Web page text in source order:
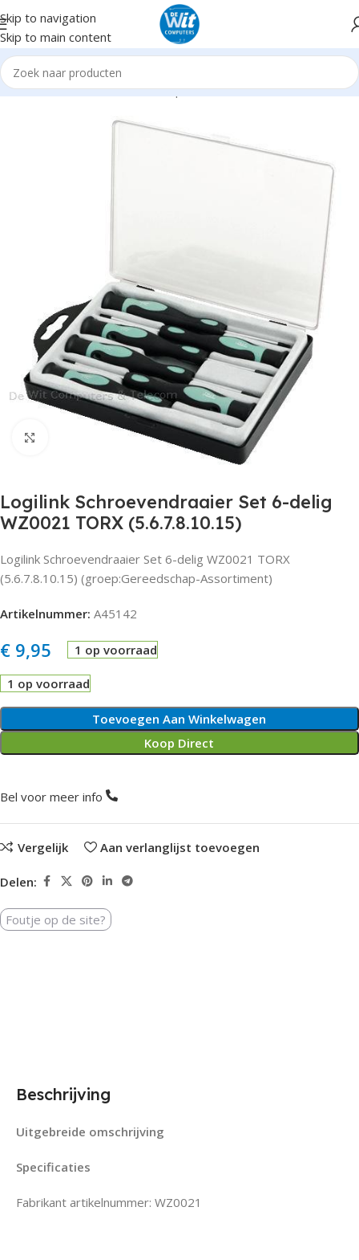
Skip to navigation
Skip to main content
Home Hardware Gereedschap Assortiment
Click to enlarge
Logilink Schroevendraaier Set 6-delig
WZ0021 TORX (5.6.7.8.10.15)
Logilink Schroevendraaier Set 6-delig WZ0021 TORX
(5.6.7.8.10.15) (groep:Gereedschap-Assortiment)
Artikelnummer: A45142
€ 9,95 1 op voorraad
1 op voorraad
Toevoegen Aan Winkelwagen
Koop Direct
Bel voor meer info
Vergelijk Aan verlanglijst toevoegen
Delen:
Foutje op de site?
Beschrijving
Uitgebreide omschrijving
Specificaties
Fabrikant artikelnummer: WZ0021